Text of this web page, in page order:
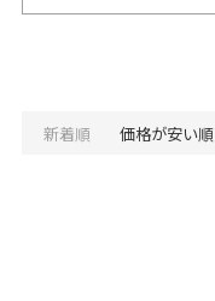
新着順 価格が安い順